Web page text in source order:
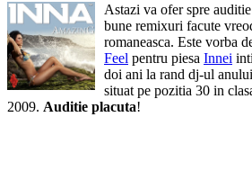
Astazi va ofer spre
bune remixuri facute
romaneasca. Este vorba
Feel pentru piesa Innei
doi ani la rand dj-ul
situat pe pozitia 30 in
2009. Auditie placuta!